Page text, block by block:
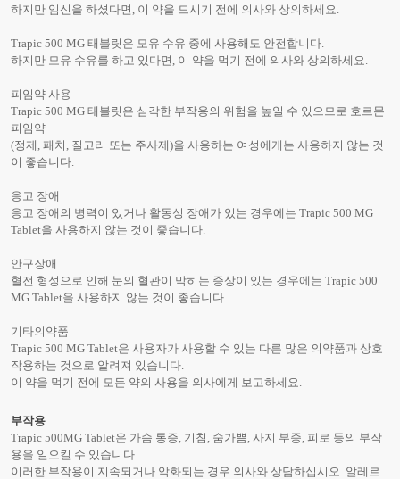
하지만 임신을 하셨다면, 이 약을 드시기 전에 의사와 상의하세요.
Trapic 500 MG 태블릿은 모유 수유 중에 사용해도 안전합니다.
하지만 모유 수유를 하고 있다면, 이 약을 먹기 전에 의사와 상의하세요.
피임약 사용
Trapic 500 MG 태블릿은 심각한 부작용의 위험을 높일 수 있으므로 호르몬
피임약
(정제, 패치, 질고리 또는 주사제)을 사용하는 여성에게는 사용하지 않는 것
이 좋습니다.
응고 장애
응고 장애의 병력이 있거나 활동성 장애가 있는 경우에는 Trapic 500 MG
Tablet을 사용하지 않는 것이 좋습니다.
안구장애
혈전 형성으로 인해 눈의 혈관이 막히는 증상이 있는 경우에는 Trapic 500
MG Tablet을 사용하지 않는 것이 좋습니다.
기타의약품
Trapic 500 MG Tablet은 사용자가 사용할 수 있는 다른 많은 의약품과 상호
작용하는 것으로 알려져 있습니다.
이 약을 먹기 전에 모든 약의 사용을 의사에게 보고하세요.
부작용
Trapic 500MG Tablet은 가슴 통증, 기침, 숨가쁨, 사지 부종, 피로 등의 부작
용을 일으킬 수 있습니다.
이러한 부작용이 지속되거나 악화되는 경우 의사와 상담하십시오. 알레르